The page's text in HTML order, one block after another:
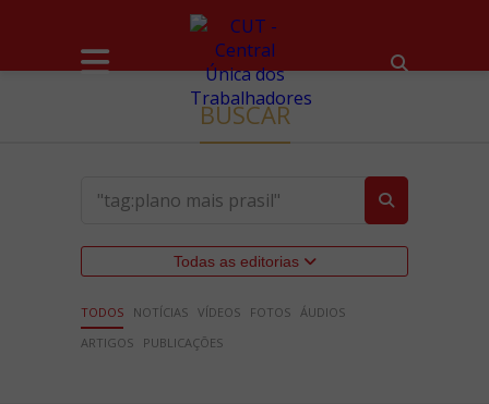
BUSCAR
Todas as editorias
TODOS NOTÍCIAS VÍDEOS FOTOS ÁUDIOS
ARTIGOS
PUBLICAÇÕES